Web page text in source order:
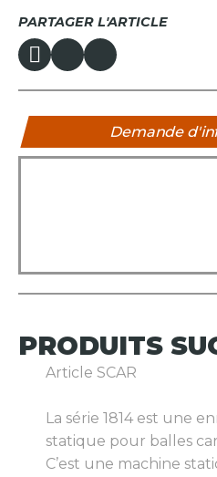
PARTAGER L'ARTICLE
Demande
PRODUITS
Article SCAR
La série 1814 est une
statique pour balles
C’est une machine